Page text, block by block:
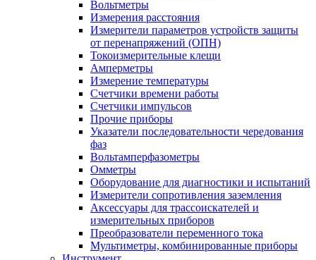
Вольтметры
Измерения расстояния
Измерители параметров устройств защиты
от перенапряжений (ОПН)
Токоизмерительные клещи
Амперметры
Измерение температуры
Счетчики времени работы
Счетчики импульсов
Прочие приборы
Указатели последовательности чередования
фаз
Вольтамперфазометры
Омметры
Оборудование для диагностики и испытаний
Измерители сопротивления заземления
Аксессуары для трассоискателей и
измерительных приборов
Преобразователи переменного тока
Мультиметры, комбинированные приборы